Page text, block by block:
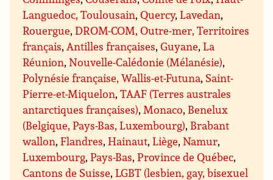
Languedoc, Toulousain,Quercy,Lavedan,
Rouergue,DROM-COM, Outre-mer, Territoires
français, Antilles françaises,Guyane,La
Réunion,Nouvelle-Calédonie (Mélanésie),
Polynésie française, Wallis-et-Futuna, Saint-
Pierre-et-Miquelon,TAAF (Terres australes
antarctiques françaises), Monaco, Benelux
(Belgique, Pays-Bas, Luxembourg), Brabant
wallon,Flandres,Hainaut,Liège,Namur,
Luxembourg,Pays-Bas,Province de Québec,
Cantons de Suisse,LGBT (lesbien, gay, bisexuel